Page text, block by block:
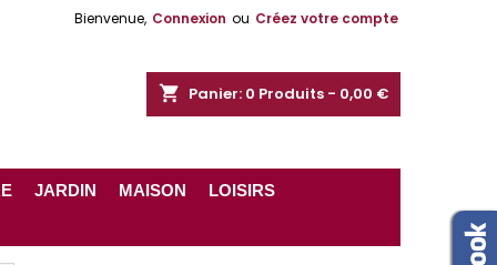
Bienvenue, Connexion ou Créez votre compte
shopping_cart Panier: 0 Produits - 0,00 €
JARDIN MAISON
LOISIRS